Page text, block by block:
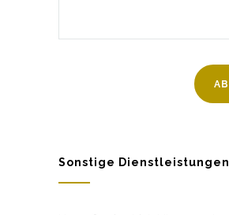
Sonstige Dienstleistungen